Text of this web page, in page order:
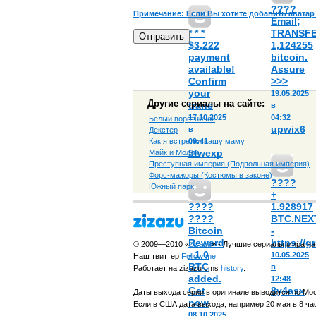
* * *
$3,222
payment
available!
Confirm
your
trans
17.10.2025
в
09:41
5fwexp
????
????
Bitcoin
Reward
- 1.0
BTC
added.
Get
now
????
Email;
1,124255
bitcoin.
Assure
>>>
19.05.2025
в
04:32
upwix6
????
+
1.928917
-
https://
10.05.2025
в
12:48
8y4asx
Примечание: Если Вы хотите добавить
Другие сериалы на сайте:
Белый воротничок
Декстер
Как я встретил вашу маму
Майк и Молли
Преступная империя (Подпольная империя)
Форс-мажоры (Костюмы в законе)
Южный парк
© 2009—2010 «zizazu» - Лучшие сериалы мира
Наш твиттер Follow me!
Работает на zizazu cms history.
Даты выхода серии в оригинале выводится по
Если в США дата выхода, например 20 мая в 8